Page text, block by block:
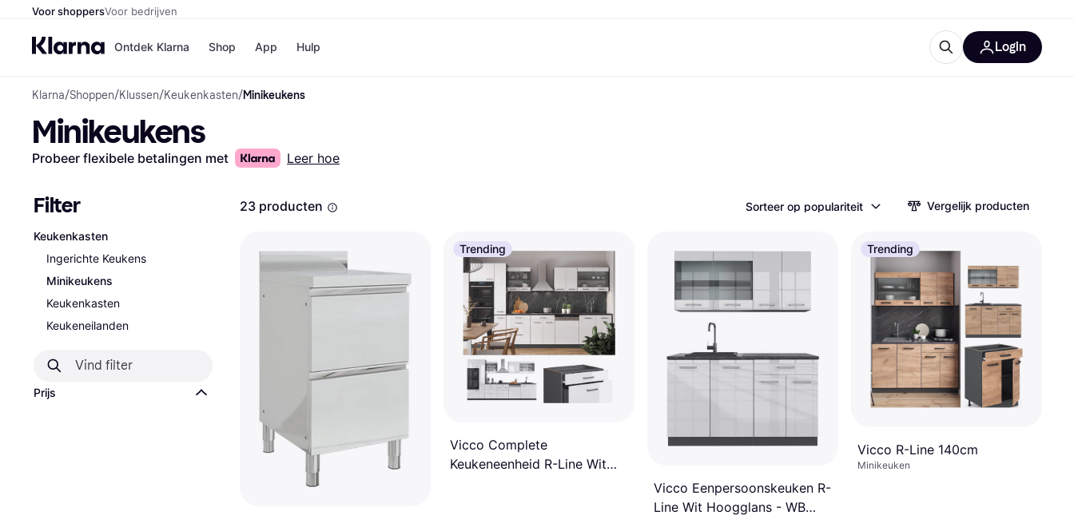
Voor shoppersVoor bedrijven
Ontdek Klarna Shop
Winkels
Booking.com
H&M
App Hulp Login
Klarna/Shoppen/Klussen/Keukenkasten/Minikeukens
Minikeukens
Probeer flexibele betalingen met Leer hoe
Filter
Keukenkasten
Ingerichte Keukens
Minikeukens
Keukenkasten
Keukeneilanden
Prijs
23 producten Sorteer op populariteit Vergelijk producten
Trending
Vicco Complete
Keukeneenheid R-Line Wit
Vicco Eenpersoonskeuken R-
Line Wit Hoogglans - WB
Trending
Vicco R-Line 140cm
Minikeuken